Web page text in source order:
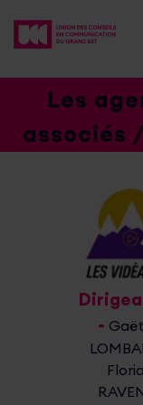
Les
associés /
-